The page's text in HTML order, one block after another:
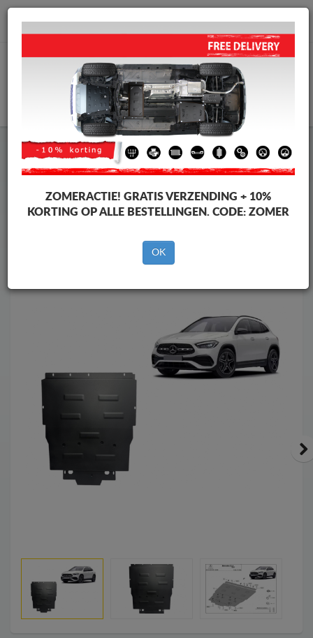
info@motorbeschermplaat.com
WINKELWAGEN
Motor Beschermplaat Motor Beschermplaat Mercedes
Motor Beschermplaat
GLA
Merken
Merken
Terug naar de catalogus
ZOMERACTIE! GRATIS VERZENDING + 10%
KORTING OP ALLE BESTELLINGEN. CODE: ZOMER
OK